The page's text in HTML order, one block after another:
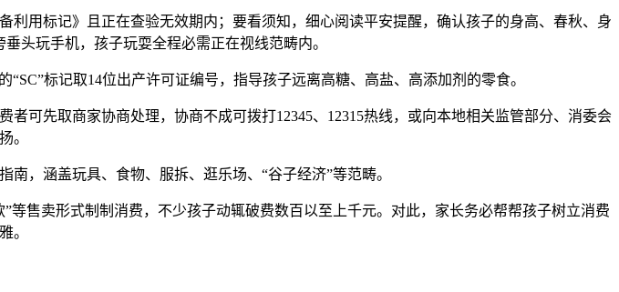
用标记》且正在查验无效期内；要看须知，细心阅读平安提醒，确认孩子的身高、春秋、身
头玩手机，孩子玩耍全程必需正在视线范畴内。
标记取14位出产许可证编号，指导孩子远离高糖、高盐、高添加剂的零食。
先取商家协商处理，协商不成可拨打12345、12315热线，或向本地相关监管部分、消委会
。
，涵盖玩具、食物、服拆、逛乐场、“谷子经济”等范畴。
售卖形式制制消费，不少孩子动辄破费数百以至上千元。对此，家长务必帮帮孩子树立消费
。